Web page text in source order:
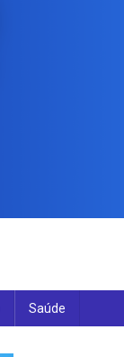
Saúde